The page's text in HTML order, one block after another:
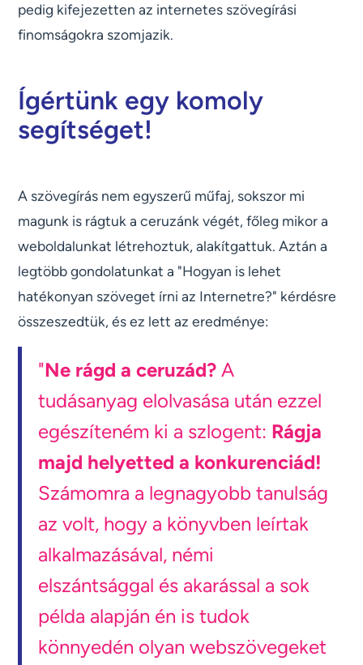
pedig kifejezetten az internetes szövegírási
finomságokra szomjazik.
Ígértünk egy komoly
segítséget!
A szövegírás nem egyszerű műfaj, sokszor mi
magunk is rágtuk a ceruzánk végét, főleg mikor a
weboldalunkat létrehoztuk, alakítgattuk. Aztán a
legtöbb gondolatunkat a "Hogyan is lehet
hatékonyan szöveget írni az Internetre?" kérdésre
összeszedtük, és ez lett az eredménye:
"Ne rágd a ceruzád?A
tudásanyag elolvasása után ezzel
egészíteném ki a szlogent: Rágja
majd helyetted a konkurenciád!
Számomra a legnagyobb tanulság
az volt, hogy a könyvben leírtak
alkalmazásával, némi
elszántsággal és akarással a sok
példa alapján én is tudok
könnyedén olyan webszövegeket